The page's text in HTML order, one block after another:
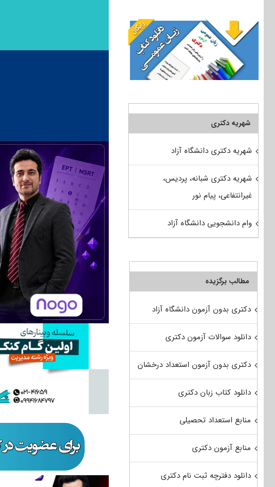
شهریه دکتری
شهریه دکتری دانشگاه آزاد
شهریه دکتری شبانه، پردیس،
غیرانتفاعی، پیام نور
وام دانشجویی دانشگاه آزاد
مطالب برگزیده
دکتری بدون آزمون دانشگاه آزاد
دانلود سوالات آزمون دکتری
دکتری بدون آزمون استعداد درخشان
دانلود کتاب زبان دکتری
منابع استعداد تحصیلی
منابع آزمون دکتری
دانلود دفترچه ثبت نام دکتری